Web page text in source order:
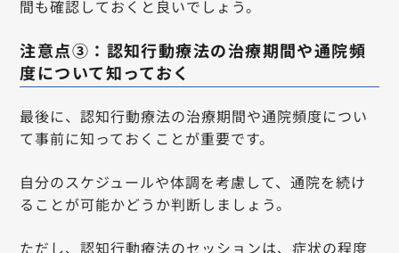
間も確認しておくと良いでしょう。
注意点③：認知行動療法の治療期間や通院頻
度について知っておく
最後に、認知行動療法の治療期間や通院頻度につい
て事前に知っておくことが重要です。
自分のスケジュールや体調を考慮して、通院を続け
ることが可能かどうか判断しましょう。
ただし、認知行動療法のセッションは、症状の程度